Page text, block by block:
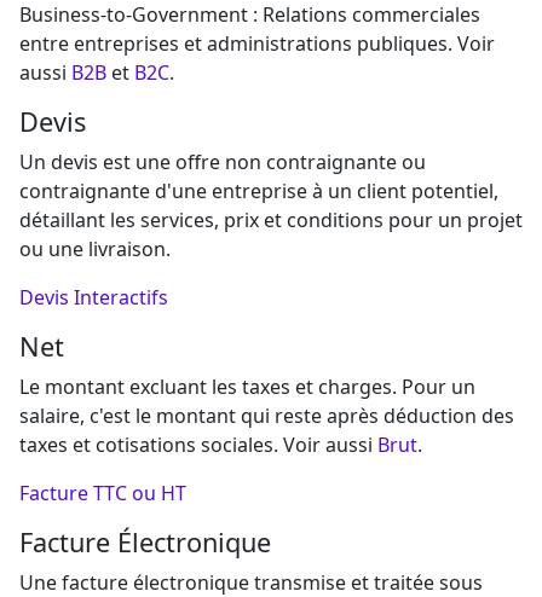
Business-to-Government : Relations commerciales
entre entreprises et administrations publiques. Voir
aussi B2B et B2C.
Devis
Un devis est une offre non contraignante ou
contraignante d'une entreprise à un client potentiel,
détaillant les services, prix et conditions pour un projet
ou une livraison.
Devis Interactifs
Net
Le montant excluant les taxes et charges. Pour un
salaire, c'est le montant qui reste après déduction des
taxes et cotisations sociales. Voir aussi Brut.
Facture TTC ou HT
Facture Électronique
Une facture électronique transmise et traitée sous